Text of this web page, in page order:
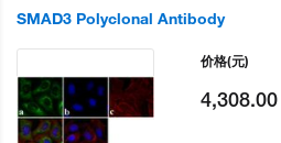
SMAD3 Polyclonal Antibody
价格(元)
4,308.00